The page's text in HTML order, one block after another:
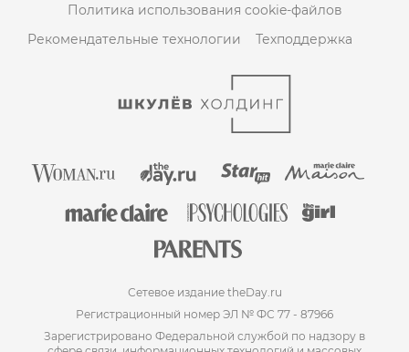
Политика использования cookie-файлов
Рекомендательные технологии
Техподдержка
Сетевое издание theDay.ru
Регистрационный номер ЭЛ № ФС 77 - 87966
Зарегистрировано Федеральной службой по надзору в